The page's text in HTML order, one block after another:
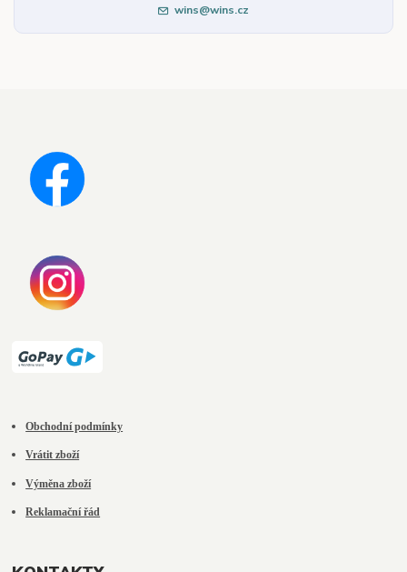
wins@wins.cz
Obchodní podmínky
Vrátit zboží
Výměna zboží
Reklamační řád